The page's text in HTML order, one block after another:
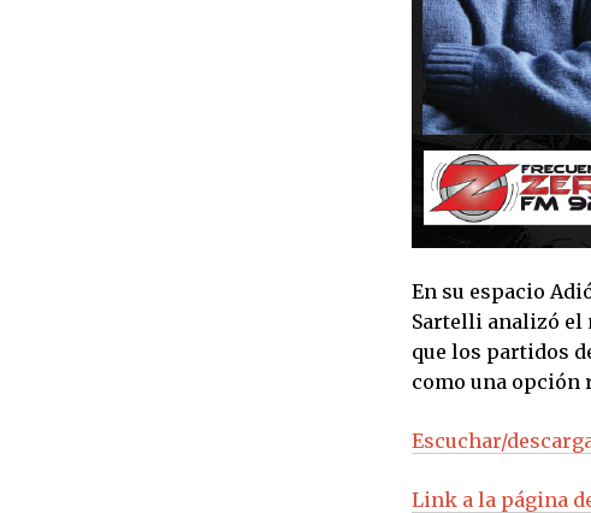
En su espacio
Sartelli analizó el
que los partidos
como una opción
Escuchar/
Link a la página